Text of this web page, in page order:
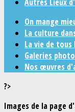
On mange
La culture
La vie de tous
Galeries photo
Nos œuvres
?>
Images de la page